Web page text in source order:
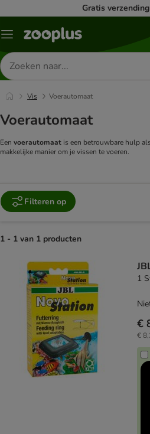
Gratis
Menu
Zoeken
naar
producten
Vis Voerautomaat
Voerautomaat
Een voerautomaat is een betrouwbare hulp
makkelijke manier om je vissen te voeren.
Filteren op
1 - 1 van 1 producten
1
€
€